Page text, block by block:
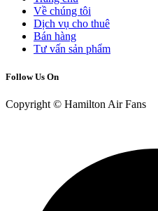
Về chúng tôi
Dịch vụ cho thuê
Bán hàng
Tư vấn sản phẩm
Follow Us On
Copyright © Hamilton Air Fans